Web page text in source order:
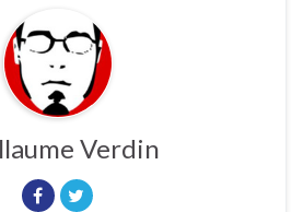
Verdin